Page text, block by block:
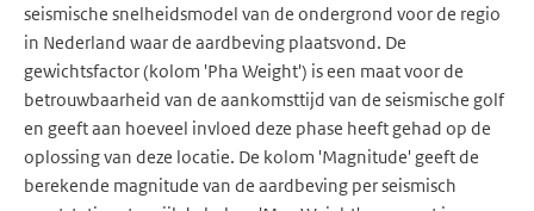
seismische snelheidsmodel van de ondergrond voor de regio
in Nederland waar de aardbeving plaatsvond. De
gewichtsfactor (kolom 'Pha Weight') is een maat voor de
betrouwbaarheid van de aankomsttijd van de seismische golf
en geeft aan hoeveel invloed deze phase heeft gehad op de
oplossing van deze locatie. De kolom 'Magnitude' geeft de
berekende magnitude van de aardbeving per seismisch